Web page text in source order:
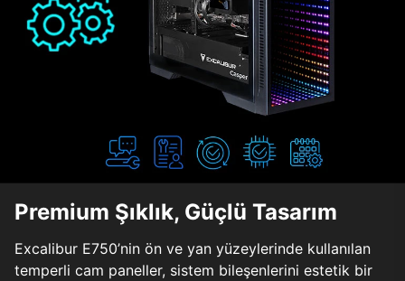
Premium Şıklık, Güçlü Tasarım
Excalibur E750’nin ön ve yan yüzeylerinde kullanılan
temperli cam paneller, sistem bileşenlerini estetik bir